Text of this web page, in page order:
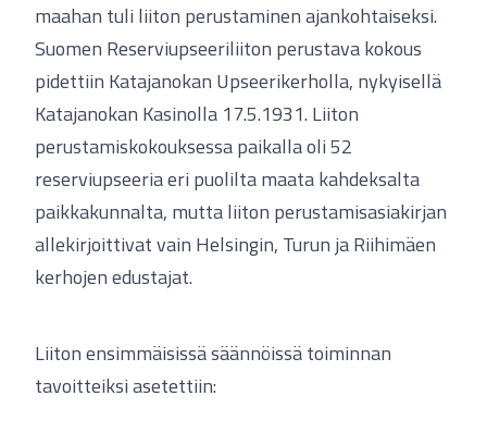
maahan tuli liiton perustaminen ajankohtaiseksi.
Suomen Reserviupseeriliiton perustava kokous
pidettiin Katajanokan Upseerikerholla, nykyisellä
Katajanokan Kasinolla 17.5.1931. Liiton
perustamiskokouksessa paikalla oli 52
reserviupseeria eri puolilta maata kahdeksalta
paikkakunnalta, mutta liiton perustamisasiakirjan
allekirjoittivat vain Helsingin, Turun ja Riihimäen
kerhojen edustajat.
Liiton ensimmäisissä säännöissä toiminnan
tavoitteiksi asetettiin: